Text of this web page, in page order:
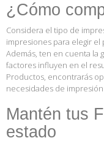
¿Cómo
Considera el tipo de
impresiones para elegir el
Además, ten en cuenta la
factores influyen en el
Productos, encontrarás
necesidades de
Mantén tus
estado